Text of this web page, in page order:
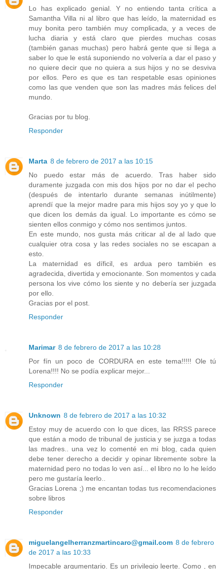
Lo has explicado genial. Y no entiendo tanta crítica a
Samantha Villa ni al libro que has leído, la maternidad es
muy bonita pero también muy complicada, y a veces de
lucha diaria y está claro que pierdes muchas cosas
(también ganas muchas) pero habrá gente que si llega a
saber lo que le está suponiendo no volvería a dar el paso y
no quiere decir que no quiera a sus hijos y no se desviva
por ellos. Pero es que es tan respetable esas opiniones
como las que venden que son las madres más felices del
mundo.
Gracias por tu blog.
Responder
Marta 8 de febrero de 2017 a las 10:15
No puedo estar más de acuerdo. Tras haber sido
duramente juzgada con mis dos hijos por no dar el pecho
(después de intentarlo durante semanas inútilmente)
aprendí que la mejor madre para mis hijos soy yo y que lo
que dicen los demás da igual. Lo importante es cómo se
sienten ellos conmigo y cómo nos sentimos juntos.
En este mundo, nos gusta más criticar al de al lado que
cualquier otra cosa y las redes sociales no se escapan a
esto.
La maternidad es díficil, es ardua pero también es
agradecida, divertida y emocionante. Son momentos y cada
persona los vive cómo los siente y no debería ser juzgada
por ello.
Gracias por el post.
Responder
Marimar 8 de febrero de 2017 a las 10:28
Por fín un poco de CORDURA en este tema!!!!! Ole tú
Lorena!!!! No se podía explicar mejor...
Responder
Unknown 8 de febrero de 2017 a las 10:32
Estoy muy de acuerdo con lo que dices, las RRSS parece
que están a modo de tribunal de justicia y se juzga a todas
las madres.. una vez lo comenté en mi blog, cada quien
debe tener derecho a decidir y opinar libremente sobre la
maternidad pero no todas lo ven así... el libro no lo he leído
pero me gustaría leerlo..
Gracias Lorena ;) me encantan todas tus recomendaciones
sobre libros
Responder
miguelangelherranzmartincaro@gmail.com 8 de febrero
de 2017 a las 10:33
Impecable argumentario. Es un privilegio leerte. Como , en